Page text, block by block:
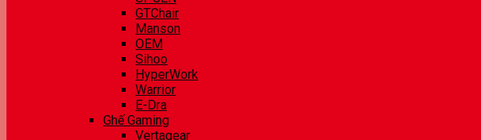
GTChair
Manson
OEM
Sihoo
HyperWork
Warrior
E-Dra
Ghế Gaming
Vertagear